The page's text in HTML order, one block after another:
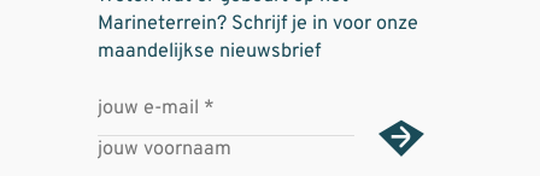
Marineterrein? Schrijf je in voor onze
maandelijkse nieuwsbrief